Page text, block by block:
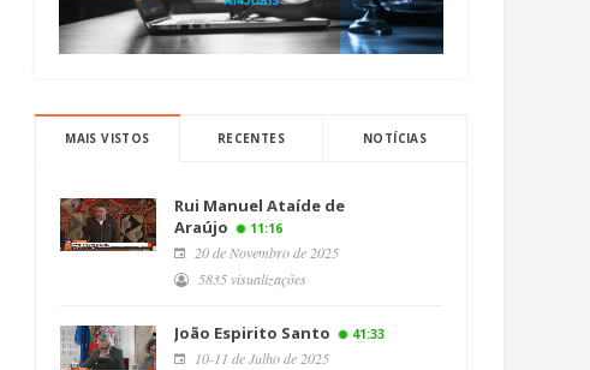
MAIS VISTOS RECENTES NOTÍCIAS
Rui Manuel Ataíde de
Araújo
11:16
20 de Novembro de 2025
5835 visualizações
João Espirito Santo 41:33
10-11 de Julho de 2025